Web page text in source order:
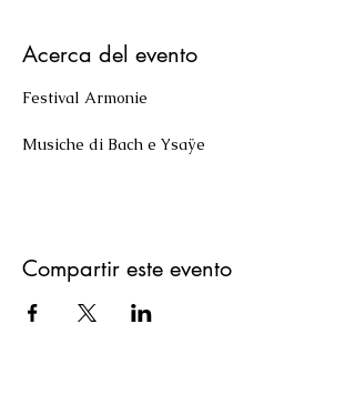
Acerca del evento
Festival Armonie
Musiche di Bach e Ysaÿe
Compartir este evento